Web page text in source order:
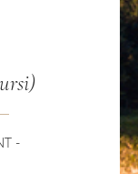
-